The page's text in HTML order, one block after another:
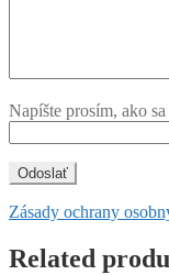
Napíšte prosím, ako
Zásady ochrany
Related